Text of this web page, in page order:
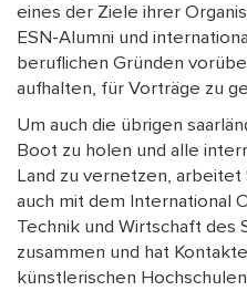
eines der Ziele ihrer
ESN-Alumni und
beruflichen Gründen
aufhalten, für Vorträge zu
Um auch die übrigen
Boot zu holen und alle
Land zu vernetzen, arbeitet
auch mit dem International
Technik und Wirtschaft des
zusammen und hat
künstlerischen